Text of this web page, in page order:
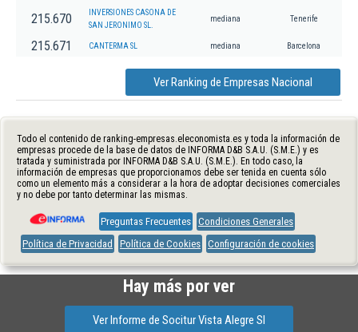
215.670
INVERSIONES CASONA DE
SAN JERONIMO SL.
mediana Tenerife
215.671 CANTERMA SL mediana Barcelona
Ver Ranking de Empresas Nacional
Todo el contenido de ranking-empresas.eleconomista.es y toda la información de
empresas procede de la base de datos de INFORMA D&B S.A.U. (S.M.E.) y es
tratada y suministrada por INFORMA D&B S.A.U. (S.M.E.). En todo caso, la
información de empresas que proporcionamos debe ser tenida en cuenta sólo
como un elemento más a considerar a la hora de adoptar decisiones comerciales
y no debe por tanto determinar las mismas.
Preguntas Frecuentes Condiciones Generales
Política de Privacidad
Política de Cookies Configuración de cookies
Hay más por ver
Ver Informe de Socitur Vista Alegre Sl